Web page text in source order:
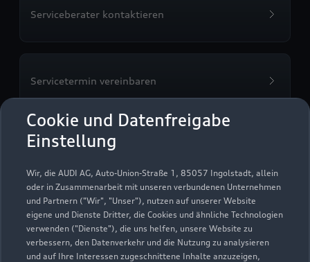
Cookie und Datenfreigabe
Einstellung
Wir, die AUDI AG, Auto-Union-Straße 1, 85057 Ingolstadt, allein
oder in Zusammenarbeit mit unseren verbundenen Unternehmen
und Partnern ("Wir", "Unser"), nutzen auf unserer Website
eigene und Dienste Dritter, die Cookies und ähnliche Technologien
verwenden ("Dienste"), die uns helfen, unsere Website zu
verbessern, den Datenverkehr und die Nutzung zu analysieren
und auf Ihre Interessen zugeschnittene Inhalte anzuzeigen,
Serviceberater kontaktieren
Servicetermin vereinbaren
Freilassing Süd
Servicepartner e-tron